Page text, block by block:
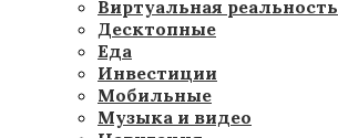
Виртуальная реальность
Десктопные
Еда
Инвестиции
Мобильные
Музыка и видео